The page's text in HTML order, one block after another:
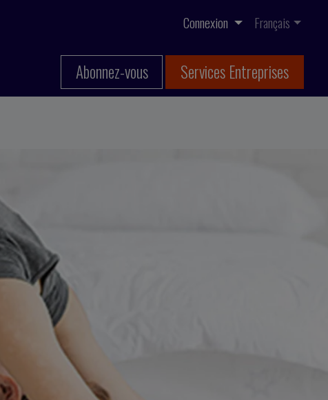
Connexion Français
Abonnez-vous Services Entreprises